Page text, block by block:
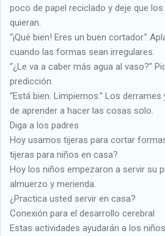
poco de papel reciclado y deje que
quieran.
“¡Qué bien! Eres un buen cortador.”
cuando las formas sean irregulares.
“¿Le va a caber más agua al vaso?”
predicción.
“Está bien. Limpiemos.” Los
de aprender a hacer las cosas solo.
Diga a los padres
Hoy usamos tijeras para cortar
tijeras para niños en casa?
Hoy los niños empezaron a servir su
almuerzo y merienda.
¿Practica usted servir en casa?
Conexión para el desarrollo cerebral
Estas actividades ayudarán a los